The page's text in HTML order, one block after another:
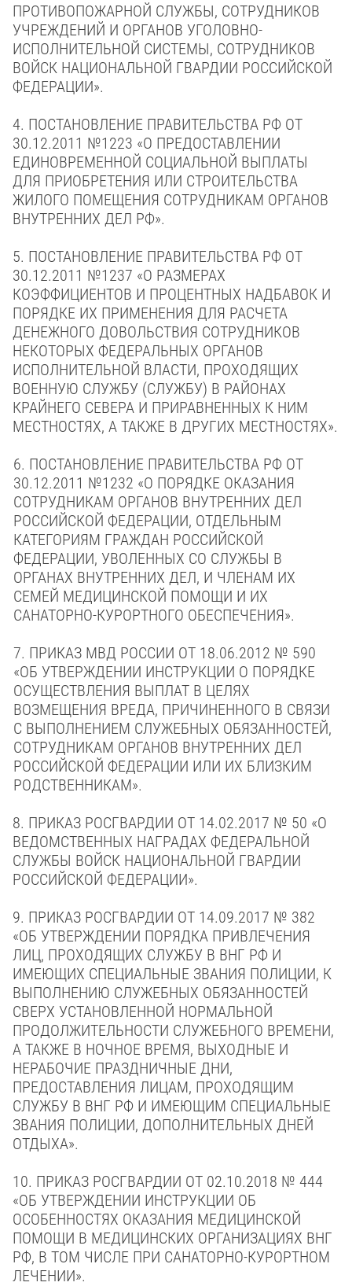
ПРОТИВОПОЖАРНОЙ СЛУЖБЫ, СОТРУДНИКОВ
УЧРЕЖДЕНИЙ И ОРГАНОВ УГОЛОВНО-
ИСПОЛНИТЕЛЬНОЙ СИСТЕМЫ, СОТРУДНИКОВ
ВОЙСК НАЦИОНАЛЬНОЙ ГВАРДИИ РОССИЙСКОЙ
ФЕДЕРАЦИИ».
4. ПОСТАНОВЛЕНИЕ ПРАВИТЕЛЬСТВА РФ ОТ
30.12.2011 №1223 «О ПРЕДОСТАВЛЕНИИ
ЕДИНОВРЕМЕННОЙ СОЦИАЛЬНОЙ ВЫПЛАТЫ
ДЛЯ ПРИОБРЕТЕНИЯ ИЛИ СТРОИТЕЛЬСТВА
ЖИЛОГО ПОМЕЩЕНИЯ СОТРУДНИКАМ ОРГАНОВ
ВНУТРЕННИХ ДЕЛ РФ».
5. ПОСТАНОВЛЕНИЕ ПРАВИТЕЛЬСТВА РФ ОТ
30.12.2011 №1237 «О РАЗМЕРАХ
КОЭФФИЦИЕНТОВ И ПРОЦЕНТНЫХ НАДБАВОК И
ПОРЯДКЕ ИХ ПРИМЕНЕНИЯ ДЛЯ РАСЧЕТА
ДЕНЕЖНОГО ДОВОЛЬСТВИЯ СОТРУДНИКОВ
НЕКОТОРЫХ ФЕДЕРАЛЬНЫХ ОРГАНОВ
ИСПОЛНИТЕЛЬНОЙ ВЛАСТИ, ПРОХОДЯЩИХ
ВОЕННУЮ СЛУЖБУ (СЛУЖБУ) В РАЙОНАХ
КРАЙНЕГО СЕВЕРА И ПРИРАВНЕННЫХ К НИМ
МЕСТНОСТЯХ, А ТАКЖЕ В ДРУГИХ МЕСТНОСТЯХ».
6. ПОСТАНОВЛЕНИЕ ПРАВИТЕЛЬСТВА РФ ОТ
30.12.2011 №1232 «О ПОРЯДКЕ ОКАЗАНИЯ
СОТРУДНИКАМ ОРГАНОВ ВНУТРЕННИХ ДЕЛ
РОССИЙСКОЙ ФЕДЕРАЦИИ, ОТДЕЛЬНЫМ
КАТЕГОРИЯМ ГРАЖДАН РОССИЙСКОЙ
ФЕДЕРАЦИИ, УВОЛЕННЫХ СО СЛУЖБЫ В
ОРГАНАХ ВНУТРЕННИХ ДЕЛ, И ЧЛЕНАМ ИХ
СЕМЕЙ МЕДИЦИНСКОЙ ПОМОЩИ И ИХ
САНАТОРНО-КУРОРТНОГО ОБЕСПЕЧЕНИЯ».
7. ПРИКАЗ МВД РОССИИ ОТ 18.06.2012 № 590
«ОБ УТВЕРЖДЕНИИ ИНСТРУКЦИИ О ПОРЯДКЕ
ОСУЩЕСТВЛЕНИЯ ВЫПЛАТ В ЦЕЛЯХ
ВОЗМЕЩЕНИЯ ВРЕДА, ПРИЧИНЕННОГО В СВЯЗИ
С ВЫПОЛНЕНИЕМ СЛУЖЕБНЫХ ОБЯЗАННОСТЕЙ,
СОТРУДНИКАМ ОРГАНОВ ВНУТРЕННИХ ДЕЛ
РОССИЙСКОЙ ФЕДЕРАЦИИ ИЛИ ИХ БЛИЗКИМ
РОДСТВЕННИКАМ».
8. ПРИКАЗ РОСГВАРДИИ ОТ 14.02.2017 № 50 «О
ВЕДОМСТВЕННЫХ НАГРАДАХ ФЕДЕРАЛЬНОЙ
СЛУЖБЫ ВОЙСК НАЦИОНАЛЬНОЙ ГВАРДИИ
РОССИЙСКОЙ ФЕДЕРАЦИИ».
9. ПРИКАЗ РОСГВАРДИИ ОТ 14.09.2017 № 382
«ОБ УТВЕРЖДЕНИИ ПОРЯДКА ПРИВЛЕЧЕНИЯ
ЛИЦ, ПРОХОДЯЩИХ СЛУЖБУ В ВНГ РФ И
ИМЕЮЩИХ СПЕЦИАЛЬНЫЕ ЗВАНИЯ ПОЛИЦИИ, К
ВЫПОЛНЕНИЮ СЛУЖЕБНЫХ ОБЯЗАННОСТЕЙ
СВЕРХ УСТАНОВЛЕННОЙ НОРМАЛЬНОЙ
ПРОДОЛЖИТЕЛЬНОСТИ СЛУЖЕБНОГО ВРЕМЕНИ,
А ТАКЖЕ В НОЧНОЕ ВРЕМЯ, ВЫХОДНЫЕ И
НЕРАБОЧИЕ ПРАЗДНИЧНЫЕ ДНИ,
ПРЕДОСТАВЛЕНИЯ ЛИЦАМ, ПРОХОДЯЩИМ
СЛУЖБУ В ВНГ РФ И ИМЕЮЩИМ СПЕЦИАЛЬНЫЕ
ЗВАНИЯ ПОЛИЦИИ, ДОПОЛНИТЕЛЬНЫХ ДНЕЙ
ОТДЫХА».
10. ПРИКАЗ РОСГВАРДИИ ОТ 02.10.2018 № 444
«ОБ УТВЕРЖДЕНИИ ИНСТРУКЦИИ ОБ
ОСОБЕННОСТЯХ ОКАЗАНИЯ МЕДИЦИНСКОЙ
ПОМОЩИ В МЕДИЦИНСКИХ ОРГАНИЗАЦИЯХ ВНГ
РФ, В ТОМ ЧИСЛЕ ПРИ САНАТОРНО-КУРОРТНОМ
ЛЕЧЕНИИ».